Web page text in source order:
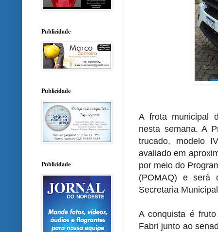
A frota municipal
nesta semana. A
trucado, modelo
avaliado em
por meio do
(POMAQ) e será
Secretaria
A conquista é
Fabri junto ao
Publicidade
Publicidade
Publicidade